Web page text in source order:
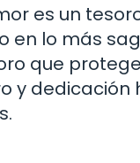
es un
en lo más
que
y dedicación